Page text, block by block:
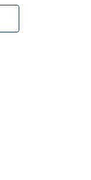
熱演していま